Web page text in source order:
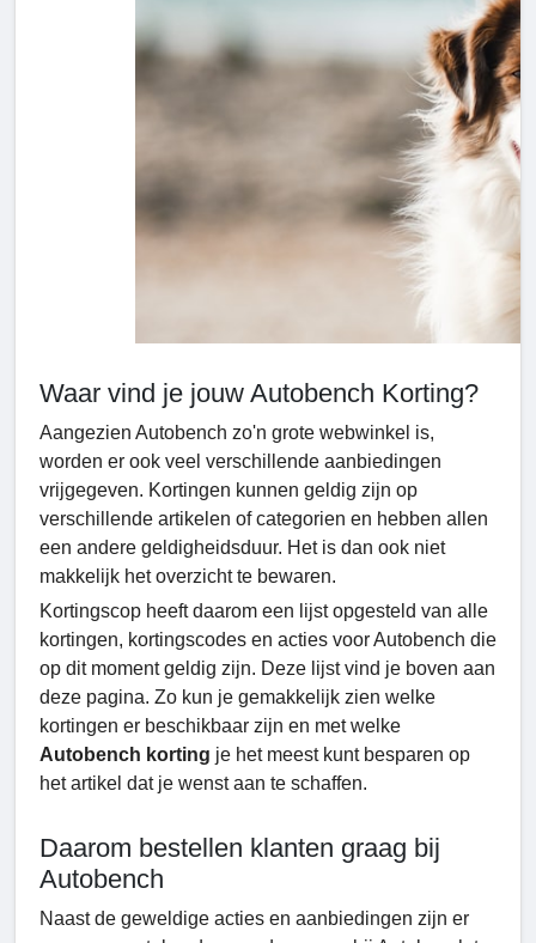
Waar vind je jouw Autobench Korting?
Aangezien Autobench zo'n grote webwinkel is,
worden er ook veel verschillende aanbiedingen
vrijgegeven. Kortingen kunnen geldig zijn op
verschillende artikelen of categorien en hebben allen
een andere geldigheidsduur. Het is dan ook niet
makkelijk het overzicht te bewaren.
Kortingscop heeft daarom een lijst opgesteld van alle
kortingen, kortingscodes en acties voor Autobench die
op dit moment geldig zijn. Deze lijst vind je boven aan
deze pagina. Zo kun je gemakkelijk zien welke
kortingen er beschikbaar zijn en met welke
Autobench korting je het meest kunt besparen op
het artikel dat je wenst aan te schaffen.
Daarom bestellen klanten graag bij
Autobench
Naast de geweldige acties en aanbiedingen zijn er